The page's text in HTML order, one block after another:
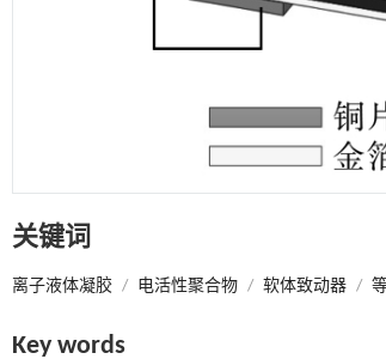
关键词
离子液体凝胶 / 电活性聚合物 / 软体致动器 /
Key words